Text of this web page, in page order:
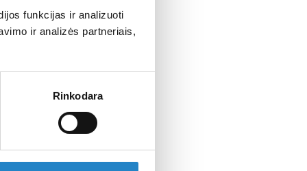
funkcijas ir analizuoti
ir analizės partneriais,
Rinkodara